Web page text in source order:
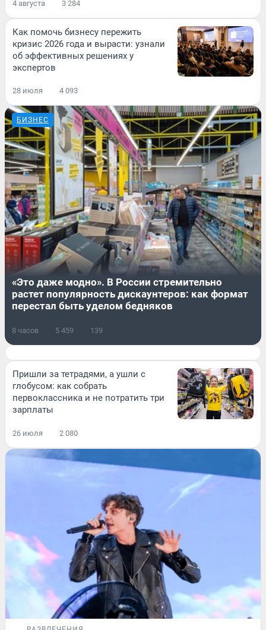
4 августа 3 284
Как помочь бизнесу пережить
кризис 2026 года и вырасти: узнали
об эффективных решениях у
экспертов
28 июля 4 093
БИЗНЕС
«Это даже модно». В России стремительно
растет популярность дискаунтеров: как формат
перестал быть уделом бедняков
8 часов 5 459 139
Пришли за тетрадями, а ушли с
глобусом: как собрать
первоклассника и не потратить три
зарплаты
26 июля 2 080